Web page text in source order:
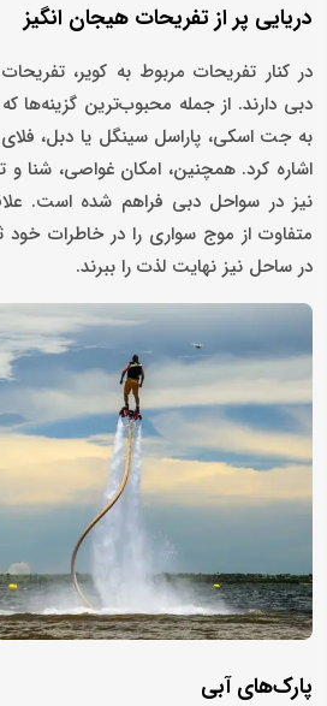
دریایی پر از تفریحات هیجان انگیز
در کنار تفریحات مربوط به کویر،
دبی دارند. از جمله محبوب‌ترین گزینه‌ها
به جت اسکی، پاراسل سینگل یا دبل،
اشاره کرد. همچنین، امکان غواصی، شنا و
نیز در سواحل دبی فراهم شده است.
متفاوت از موج سواری را در خاطرات خود
در ساحل نیز نهایت لذت را ببرند.
پارک‌های آبی